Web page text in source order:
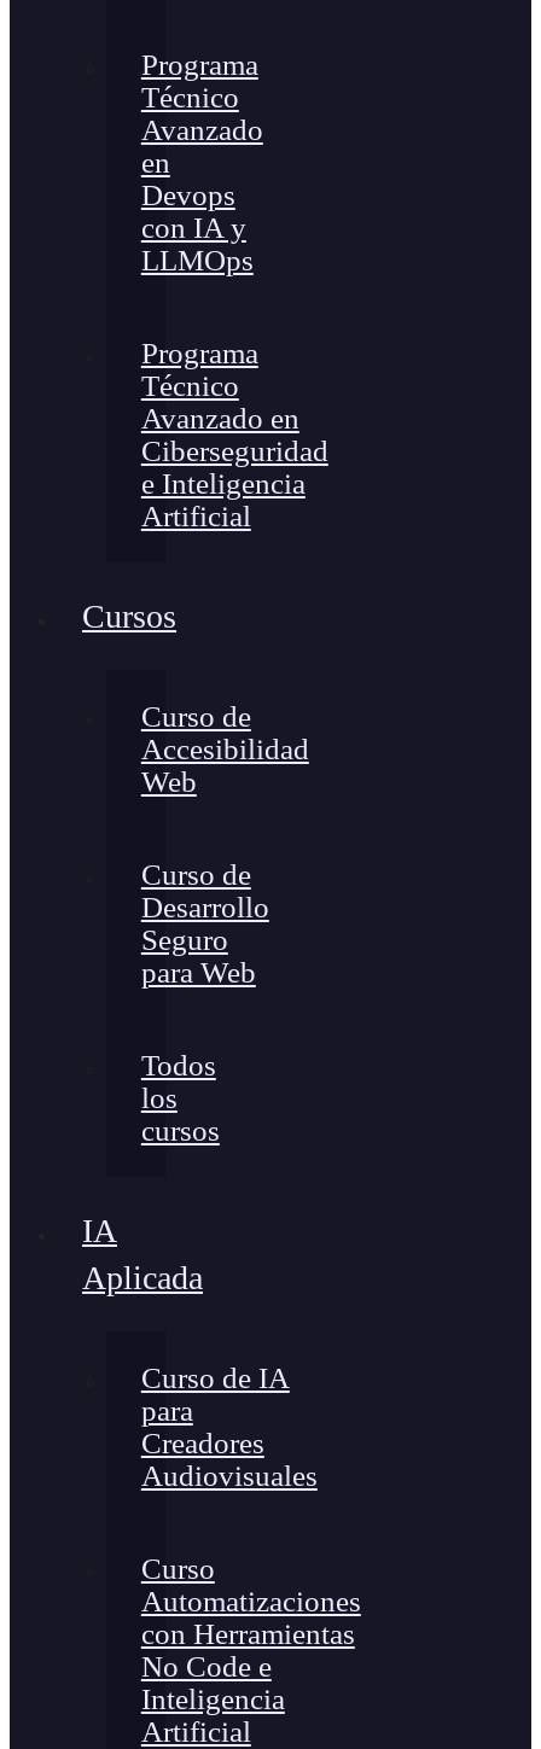
Programa
Técnico
Avanzado
en
Devops
con IA y
LLMOps
Programa
Técnico
Avanzado en
Ciberseguridad
e Inteligencia
Artificial
Cursos
Curso de
Accesibilidad
Web
Curso de
Desarrollo
Seguro
para Web
Todos
los
cursos
IA
Aplicada
Curso de IA
para
Creadores
Audiovisuales
Curso
Automatizaciones
con Herramientas
No Code e
Inteligencia
Artificial